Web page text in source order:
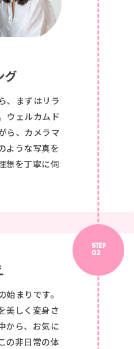
グ
、まずはリラ
ウェルカムド
ら、カメラマ
ような写真を
想を丁寧に伺
まりです。
美しく変身さ
から、お気に
の非日常の体
STEP
02